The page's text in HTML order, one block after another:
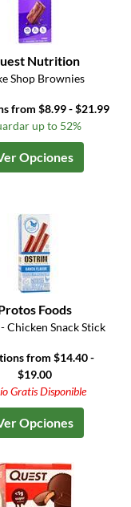
Nutrition
Shop Brownies
from $8.99 - $21.99
up to 52%
Opciones
Foods
Chicken Snack Stick
from $14.40 -
$19.00
Gratis Disponible
Opciones